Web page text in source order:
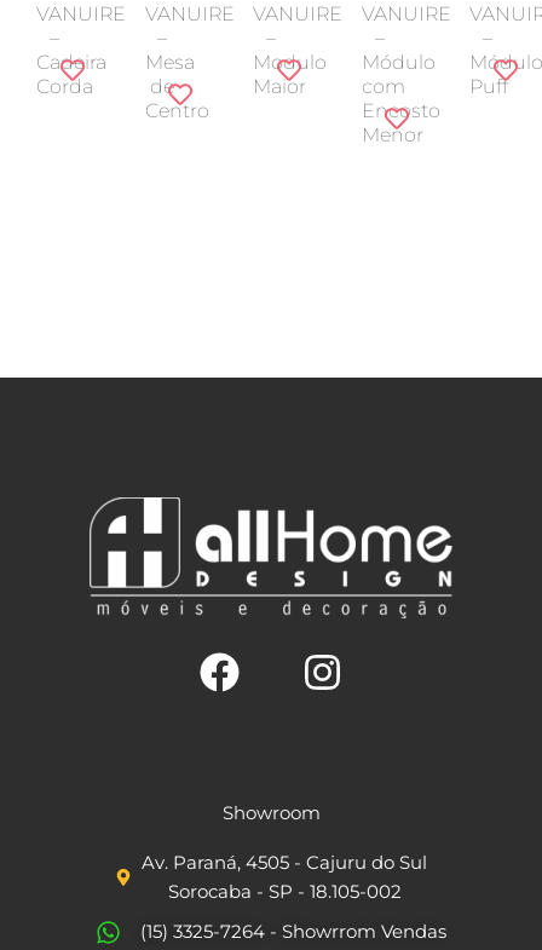
VANUIRE
–
Cadeira
Corda
VANUIRE
–
Mesa
de
Centro
VANUIRE
–
Modulo
Maior
VANUIRE
–
Módulo
com
Encosto
Menor
–
Puff
c
e
b
o
t
a
g
Showroom
Av. Paraná, 4505 - Cajuru do Sul
Sorocaba - SP - 18.105-002
(15) 3325-7264 - Showrrom Vendas